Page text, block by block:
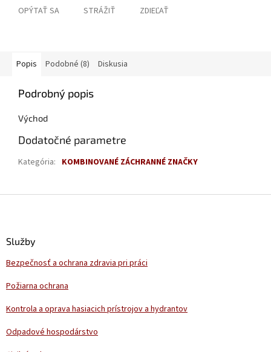
OPÝTAŤ SA STRÁŽIŤ ZDIEĽAŤ
Popis Podobné (8) Diskusia
Podrobný popis
Východ
Dodatočné parametre
Kategória: KOMBINOVANÉ ZÁCHRANNÉ ZNAČKY
Služby
Bezpečnosť a ochrana zdravia pri práci
Požiarna ochrana
Kontrola a oprava hasiacich prístrojov a hydrantov
Odpadové hospodárstvo